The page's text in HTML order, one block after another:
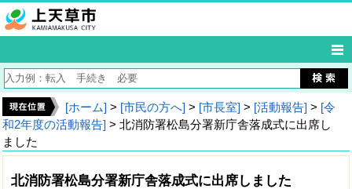
[ホーム] > [市民の方へ] > [市長室] > [活動報告] > [令
和2年度の活動報告] > 北消防署松島分署新庁舎落成式に出席し
ました
北消防署松島分署新庁舎落成式に出席しました